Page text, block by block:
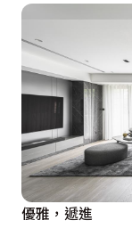
優雅，遞進